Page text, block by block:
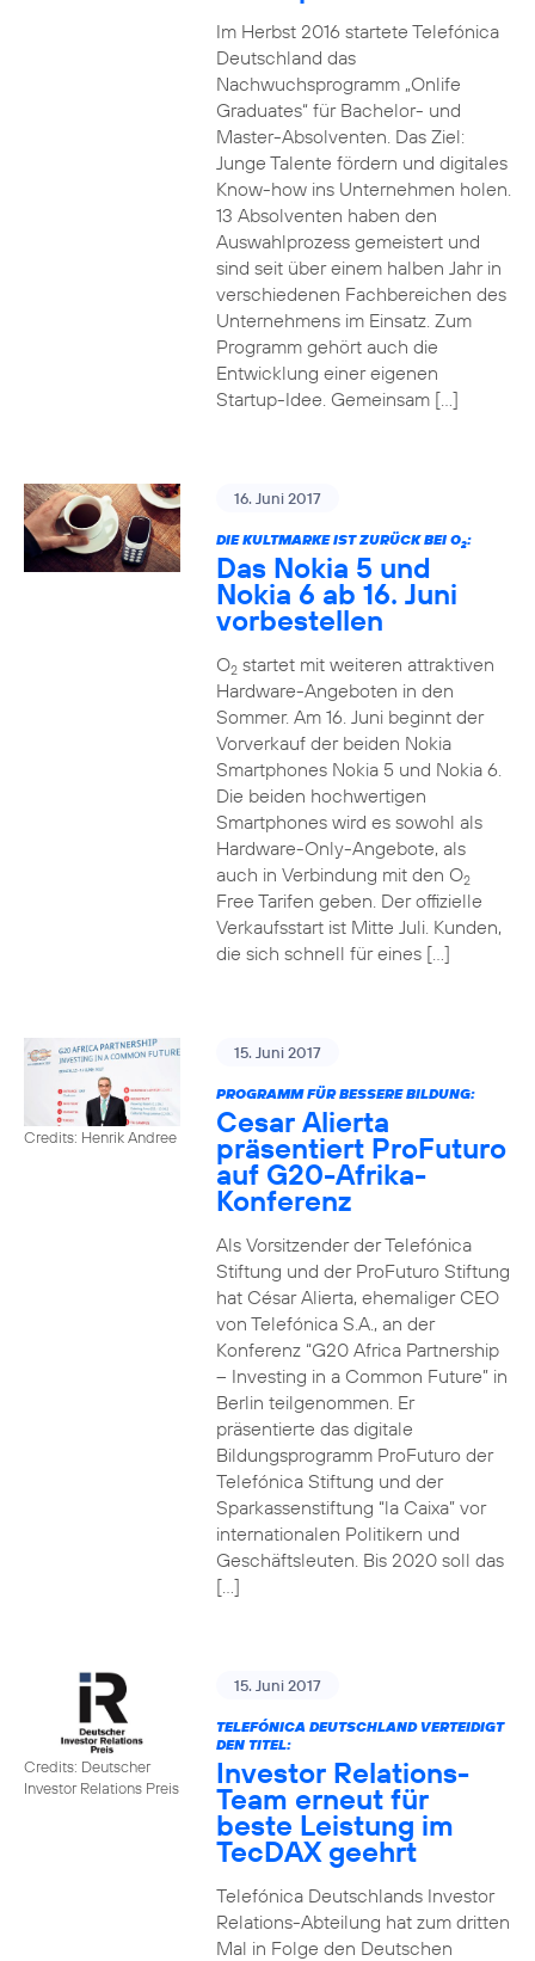
Im Herbst 2016 startete Telefónica
Deutschland das
Nachwuchsprogramm „Onlife
Graduates“ für Bachelor- und
Master-Absolventen. Das Ziel:
Junge Talente fördern und digitales
Know-how ins Unternehmen holen.
13 Absolventen haben den
Auswahlprozess gemeistert und
sind seit über einem halben Jahr in
verschiedenen Fachbereichen des
Unternehmens im Einsatz. Zum
Programm gehört auch die
Entwicklung einer eigenen
Startup-Idee. Gemeinsam […]
16. Juni 2017
DIE KULTMARKE IST ZURÜCK BEI O2:
Das Nokia 5 und
Nokia 6 ab 16. Juni
vorbestellen
O2startet mit weiteren attraktiven
Hardware-Angeboten in den
Sommer. Am 16. Juni beginnt der
Vorverkauf der beiden Nokia
Smartphones Nokia 5 und Nokia 6.
Die beiden hochwertigen
Smartphones wird es sowohl als
Hardware-Only-Angebote, als
auch in Verbindung mit den O2
Free Tarifen geben. Der offizielle
Verkaufsstart ist Mitte Juli. Kunden,
die sich schnell für eines […]
Credits: Henrik Andree
15. Juni 2017
PROGRAMM FÜR BESSERE BILDUNG:
Cesar Alierta
präsentiert ProFuturo
auf G20-Afrika-
Konferenz
Als Vorsitzender der Telefónica
Stiftung und der ProFuturo Stiftung
hat César Alierta, ehemaliger CEO
von Telefónica S.A., an der
Konferenz “G20 Africa Partnership
– Investing in a Common Future” in
Berlin teilgenommen. Er
präsentierte das digitale
Bildungsprogramm ProFuturo der
Telefónica Stiftung und der
Sparkassenstiftung “la Caixa” vor
internationalen Politikern und
Geschäftsleuten. Bis 2020 soll das
[…]
Credits: Deutscher
Investor Relations Preis
15. Juni 2017
TELEFÓNICA DEUTSCHLAND VERTEIDIGT
DEN TITEL:
Investor Relations-
Team erneut für
beste Leistung im
TecDAX geehrt
Telefónica Deutschlands Investor
Relations-Abteilung hat zum dritten
Mal in Folge den Deutschen